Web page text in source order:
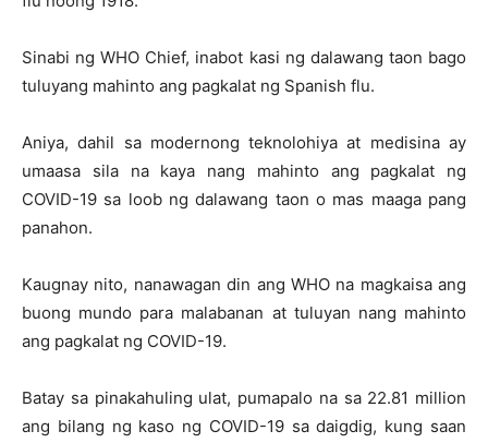
Sinabi ng WHO Chief, inabot kasi ng dalawang taon bago
tuluyang mahinto ang pagkalat ng Spanish flu.
Aniya, dahil sa modernong teknolohiya at medisina ay
umaasa sila na kaya nang mahinto ang pagkalat ng
COVID-19 sa loob ng dalawang taon o mas maaga pang
panahon.
Kaugnay nito, nanawagan din ang WHO na magkaisa ang
buong mundo para malabanan at tuluyan nang mahinto
ang pagkalat ng COVID-19.
Batay sa pinakahuling ulat, pumapalo na sa 22.81 million
ang bilang ng kaso ng COVID-19 sa daigdig, kung saan